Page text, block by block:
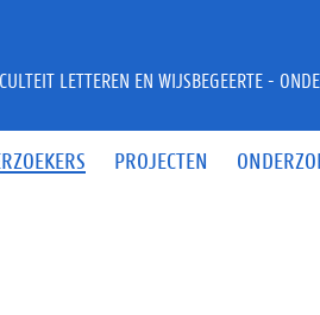
PROJECTEN
LETTEREN EN WIJSBEGEERTE -